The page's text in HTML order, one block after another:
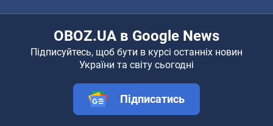
OBOZ.UA в Google News
Підписуйтесь, щоб бути в курсі останніх новин
України та світу сьогодні
Підписатись